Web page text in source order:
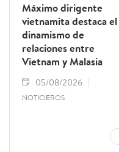
Máximo dirigente
vietnamita destaca el
dinamismo de
relaciones entre
Vietnam y Malasia
05/08/2026
NOTICIEROS